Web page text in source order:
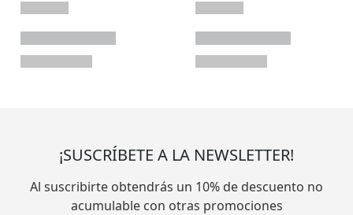
¡SUSCRÍBETE A LA NEWSLETTER!
Al suscribirte obtendrás un 10% de descuento no
acumulable con otras promociones